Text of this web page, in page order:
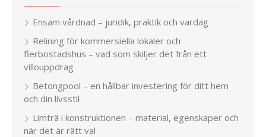
Ensam vårdnad – juridik, praktik och vardag
Relining för kommersiella lokaler och
flerbostadshus – vad som skiljer det från ett
villouppdrag
Betongpool – en hållbar investering för ditt hem
och din livsstil
Limträ i konstruktionen – material, egenskaper och
när det är rätt val